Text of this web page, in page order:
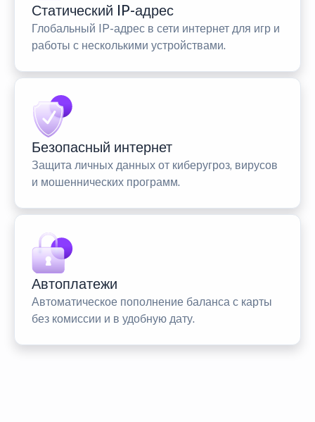
Статический IP-адрес
Глобальный IP-адрес в сети интернет для игр и
работы с несколькими устройствами.
Безопасный интернет
Защита личных данных от киберугроз, вирусов
и мошеннических программ.
Автоплатежи
Автоматическое пополнение баланса с карты
без комиссии и в удобную дату.